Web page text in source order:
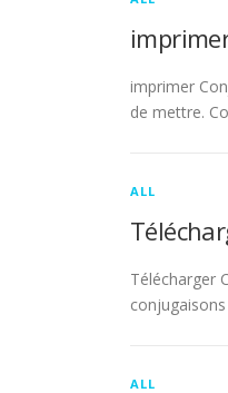
imprimer
de mettre.
ALL
Télécharger
ALL